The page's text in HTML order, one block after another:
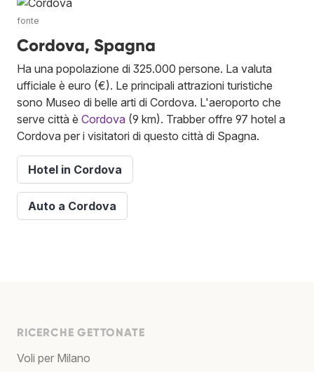
fonte
Cordova, Spagna
Ha una popolazione di 325.000 persone. La valuta
ufficiale è euro (€). Le principali attrazioni turistiche
sono Museo di belle arti di Cordova. L'aeroporto che
serve città è Cordova (9 km). Trabber offre 97 hotel a
Cordova per i visitatori di questo città di Spagna.
Hotel in Cordova
Auto a Cordova
RICERCHE GETTONATE
Voli per Milano